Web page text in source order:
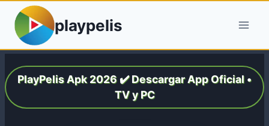
Saltar
contenido
playpelis
PlayPelis Apk 2026 ✔️ Descargar App Oficial •
TV y PC